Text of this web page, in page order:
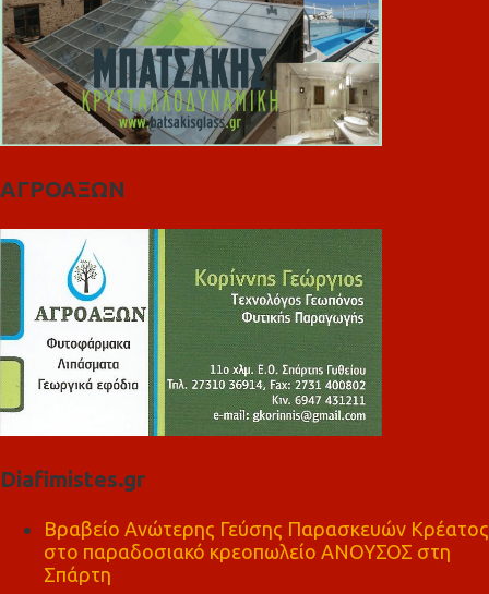
ΑΓΡΟΑΞΩΝ
Diafimistes.gr
Βραβείο Ανώτερης Γεύσης Παρασκευών Κρέατος
στο παραδοσιακό κρεοπωλείο ΑΝΟΥΣΟΣ στη
Σπάρτη